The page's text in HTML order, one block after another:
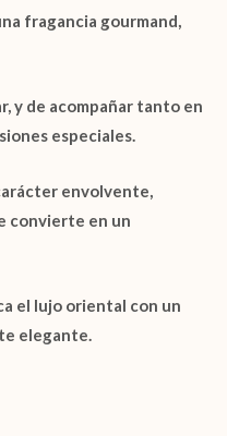
fragancia gourmand,
y de acompañar tanto en
especiales.
envolvente,
convierte en un
el lujo oriental con un
elegante.